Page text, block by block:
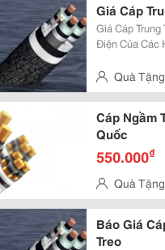
Giá Cáp
Giá Cáp Trung Thế Cập Nhật Mới Nhất Các Hãng Tổng Hợp
Điện Của Các
Quà
Cáp Ngầm
Quốc
550.000₫
Quà
Báo Giá
Treo